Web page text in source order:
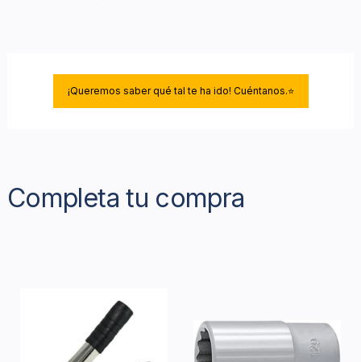
¡Queremos saber qué tal te ha ido! Cuéntanos.⭐
Completa tu compra